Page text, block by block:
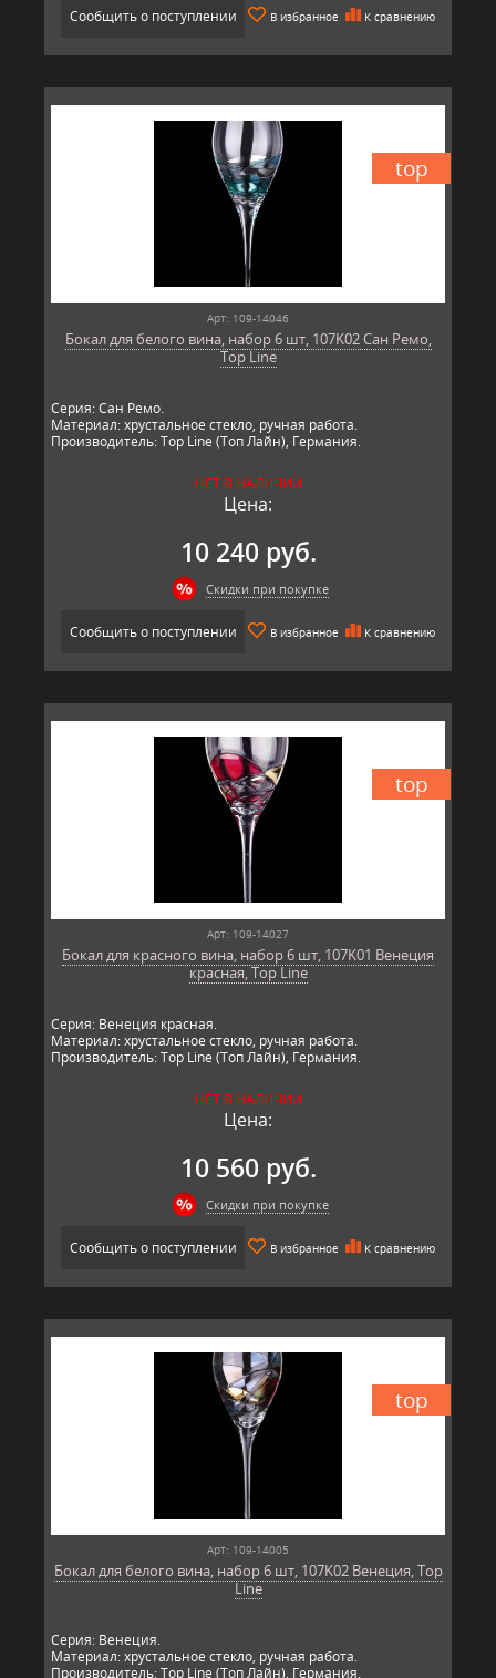
Сообщить о поступлении В избранное К сравнению
top
Арт: 109-14046
Бокал для белого вина, набор 6 шт, 107K02 Сан Ремо,
Top Line
Серия: Сан Ремо.
Материал: хрустальное стекло, ручная работа.
Производитель: Top Line (Топ Лайн), Германия.
НЕТ В НАЛИЧИИ
Цена:
10 240 руб.
Скидки при покупке
Сообщить о поступлении В избранное К сравнению
top
Арт: 109-14027
Бокал для красного вина, набор 6 шт, 107K01 Венеция
красная, Top Line
Серия: Венеция красная.
Материал: хрустальное стекло, ручная работа.
Производитель: Top Line (Топ Лайн), Германия.
НЕТ В НАЛИЧИИ
Цена:
10 560 руб.
Скидки при покупке
Сообщить о поступлении В избранное К сравнению
top
Арт: 109-14005
Бокал для белого вина, набор 6 шт, 107K02 Венеция, Top
Line
Серия: Венеция.
Материал: хрустальное стекло, ручная работа.
Производитель: Top Line (Топ Лайн), Германия.